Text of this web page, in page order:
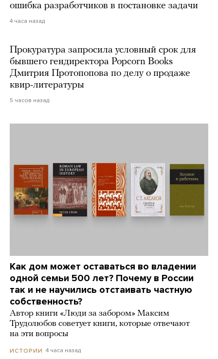
ошибка разработчиков в постановке задачи
4 часа назад
Прокуратура запросила условный срок для
бывшего гендиректора Popcorn Books
Дмитрия Протопопова по делу о продаже
квир-литературы
5 часов назад
Как дом может оставаться во владении
одной семьи 500 лет? Почему в России
так и не научились отстаивать частную
собственность?
Автор книги «Люди за забором» Максим
Трудолюбов советует книги, которые отвечают
на эти вопросы
ИСТОРИИ 4 часа назад